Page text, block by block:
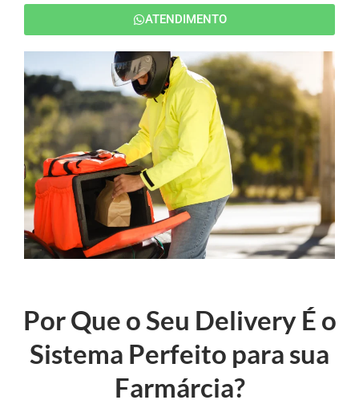
ATENDIMENTO
Por Que o Seu Delivery É o
Sistema Perfeito para sua
Farmárcia?